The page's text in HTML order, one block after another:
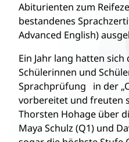
Abiturienten zum
bestandenes
Advanced English)
Ein Jahr lang hatten
Schülerinnen und
Sprachprüfung in der
vorbereitet und freuten
Thorsten Hohage über
Maya Schulz (Q1) und